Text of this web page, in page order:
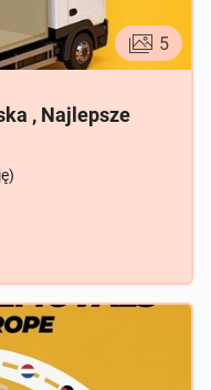
5
, Najlepsze